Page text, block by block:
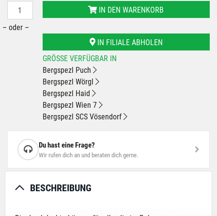
IN DEN WARENKORB
– oder –
IN FILIALE ABHOLEN
GRÖSSE VERFÜGBAR IN
Bergspezl Puch
Bergspezl Wörgl
Bergspezl Haid
Bergspezl Wien 7
Bergspezl SCS Vösendorf
Du hast eine Frage?
Wir rufen dich an und beraten dich gerne.
BESCHREIBUNG